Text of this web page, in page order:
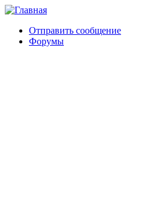
Отправить сообщение
Форумы